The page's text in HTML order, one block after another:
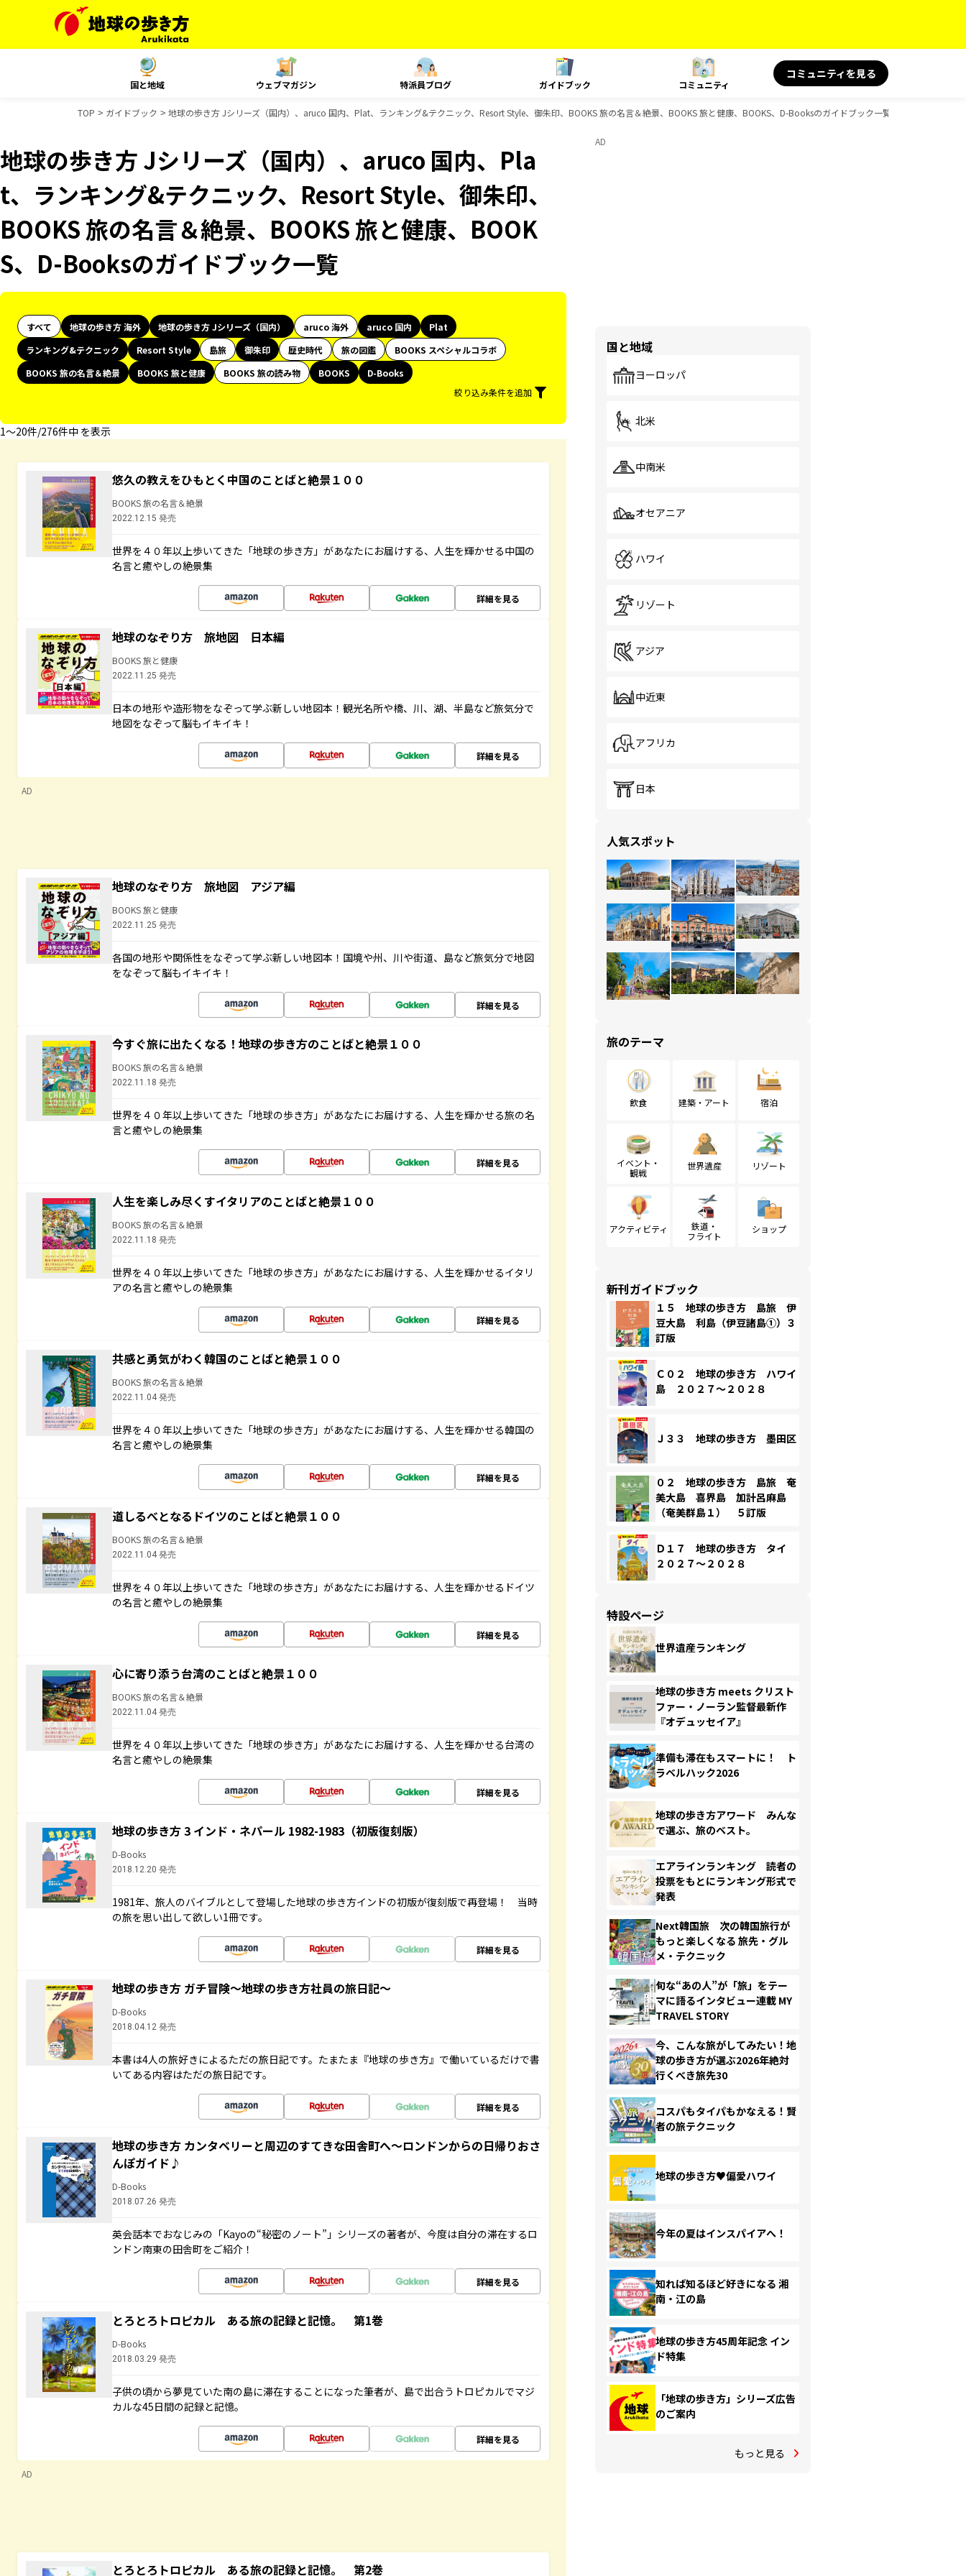
国と地域 ウェブマガジン 特派員ブログ ガイドブック コミュニティ
コミュニティを見る
TOP ガイドブック 地球の歩き方 Jシリーズ（国内）、aruco 国内、Plat、ランキング&テクニック、Resort Style、御朱印、BOOKS 旅の名言＆絶景、BOOKS 旅と健康、BOOKS、D-Booksのガイドブック一覧
地球の歩き方 Jシリーズ（国内）、aruco 国内、Pla
t、ランキング&テクニック、Resort Style、御朱印、
BOOKS 旅の名言＆絶景、BOOKS 旅と健康、BOOK
S、D-Booksのガイドブック一覧
すべて 地球の歩き方 海外 地球の歩き方 Jシリーズ（国内） aruco 海外 aruco 国内
Plat
ランキング&テクニック
Resort Style 島旅 御朱印 歴史時代 旅の図鑑
BOOKS スペシャルコラボ
BOOKS 旅の名言＆絶景
BOOKS 旅と健康 BOOKS 旅の読み物 BOOKS
D-Books
絞り込み条件を追加
1〜20件/276件中 を表示
悠久の教えをひもとく中国のことばと絶景１００
BOOKS 旅の名言＆絶景
2022.12.15 発売
世界を４０年以上歩いてきた「地球の歩き方」があなたにお届けする、人生を輝かせる中国の
名言と癒やしの絶景集
詳細を見る
地球のなぞり方 旅地図 日本編
BOOKS 旅と健康
2022.11.25 発売
日本の地形や造形物をなぞって学ぶ新しい地図本！観光名所や橋、川、湖、半島など旅気分で
地図をなぞって脳もイキイキ！
詳細を見る
AD
地球のなぞり方 旅地図 アジア編
BOOKS 旅と健康
2022.11.25 発売
各国の地形や関係性をなぞって学ぶ新しい地図本！国境や州、川や街道、島など旅気分で地図
をなぞって脳もイキイキ！
詳細を見る
今すぐ旅に出たくなる！地球の歩き方のことばと絶景１００
BOOKS 旅の名言＆絶景
2022.11.18 発売
世界を４０年以上歩いてきた「地球の歩き方」があなたにお届けする、人生を輝かせる旅の名
言と癒やしの絶景集
詳細を見る
人生を楽しみ尽くすイタリアのことばと絶景１００
BOOKS 旅の名言＆絶景
2022.11.18 発売
世界を４０年以上歩いてきた「地球の歩き方」があなたにお届けする、人生を輝かせるイタリ
アの名言と癒やしの絶景集
詳細を見る
共感と勇気がわく韓国のことばと絶景１００
BOOKS 旅の名言＆絶景
2022.11.04 発売
世界を４０年以上歩いてきた「地球の歩き方」があなたにお届けする、人生を輝かせる韓国の
名言と癒やしの絶景集
詳細を見る
道しるべとなるドイツのことばと絶景１００
BOOKS 旅の名言＆絶景
2022.11.04 発売
世界を４０年以上歩いてきた「地球の歩き方」があなたにお届けする、人生を輝かせるドイツ
の名言と癒やしの絶景集
詳細を見る
心に寄り添う台湾のことばと絶景１００
BOOKS 旅の名言＆絶景
2022.11.04 発売
世界を４０年以上歩いてきた「地球の歩き方」があなたにお届けする、人生を輝かせる台湾の
名言と癒やしの絶景集
詳細を見る
地球の歩き方 3 インド・ネパール 1982-1983（初版復刻版）
D-Books
2018.12.20 発売
1981年、旅人のバイブルとして登場した地球の歩き方インドの初版が復刻版で再登場！ 当時
の旅を思い出して欲しい1冊です。
詳細を見る
地球の歩き方 ガチ冒険～地球の歩き方社員の旅日記～
D-Books
2018.04.12 発売
本書は4人の旅好きによるただの旅日記です。たまたま『地球の歩き方』で働いているだけで書
いてある内容はただの旅日記です。
詳細を見る
地球の歩き方 カンタベリーと周辺のすてきな田舎町へ～ロンドンからの日帰りおさ
んぽガイド♪
D-Books
2018.07.26 発売
英会話本でおなじみの「Kayoの“秘密のノート”」シリーズの著者が、今度は自分の滞在するロ
ンドン南東の田舎町をご紹介！
詳細を見る
とろとろトロピカル ある旅の記録と記憶。 第1巻
D-Books
2018.03.29 発売
子供の頃から夢見ていた南の島に滞在することになった筆者が、島で出合うトロピカルでマジ
カルな45日間の記録と記憶。
詳細を見る
AD
とろとろトロピカル ある旅の記録と記憶。 第2巻
AD
国と地域
ヨーロッパ
北米
中南米
オセアニア
ハワイ
リゾート
アジア
中近東
アフリカ
日本
人気スポット
旅のテーマ
飲食 建築・アート 宿泊
イベント・
観戦
世界遺産 リゾート
アクティビティ
鉄道・
フライト
ショップ
新刊ガイドブック
１５ 地球の歩き方 島旅 伊
豆大島 利島（伊豆諸島①）３
訂版
Ｃ０２ 地球の歩き方 ハワイ
島 ２０２７～２０２８
Ｊ３３ 地球の歩き方 墨田区
０２ 地球の歩き方 島旅 奄
美大島 喜界島 加計呂麻島
（奄美群島１） ５訂版
Ｄ１７ 地球の歩き方 タイ
２０２７～２０２８
特設ページ
世界遺産ランキング
地球の歩き方 meets クリスト
ファー・ノーラン監督最新作
『オデュッセイア』
準備も滞在もスマートに！ ト
ラベルハック2026
地球の歩き方アワード みんな
で選ぶ、旅のベスト。
エアラインランキング 読者の
投票をもとにランキング形式で
発表
Next韓国旅 次の韓国旅行が
もっと楽しくなる 旅先・グル
メ・テクニック
旬な“あの人”が「旅」をテー
マに語るインタビュー連載 MY
TRAVEL STORY
今、こんな旅がしてみたい！地
球の歩き方が選ぶ2026年絶対
行くべき旅先30
コスパもタイパもかなえる！賢
者の旅テクニック
地球の歩き方♥偏愛ハワイ
今年の夏はインスパイアへ！
知れば知るほど好きになる 湘
南・江の島
地球の歩き方45周年記念 イン
ド特集
「地球の歩き方」シリーズ広告
のご案内
もっと見る